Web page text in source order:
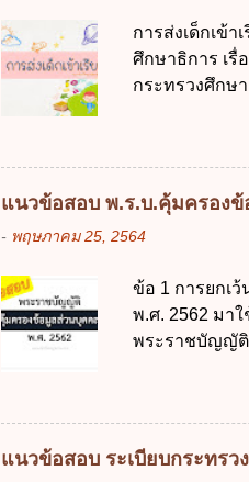
เป็นศูนย์แลกเ
บริหารจัดการ
ภาครัฐและกา
การส่งเด็กเข้
ศึกษาธิการ เรื่
กระทรวงศึกษ
การศึกษาภา
ดังนี้ 1. คำว่า "
แต่เด็กที่สอบ
มารดา 2.2
ประมวลกฎหม
ของการเปิดเ
ภายใน 7 วัน นั
แนวข้อสอบ พ.ร.บ.คุ้มครอง
- พฤษภาคม 25, 2564
ข้อ 1 การยก
พ.ศ. 2562 มา
พระราชบัญญัติ
ในบังคับพระ
แห่ง ข. กิจกา
ข้อ 3 โดยหลัก
แนวข้อสอบ ระเบียบกระทรว